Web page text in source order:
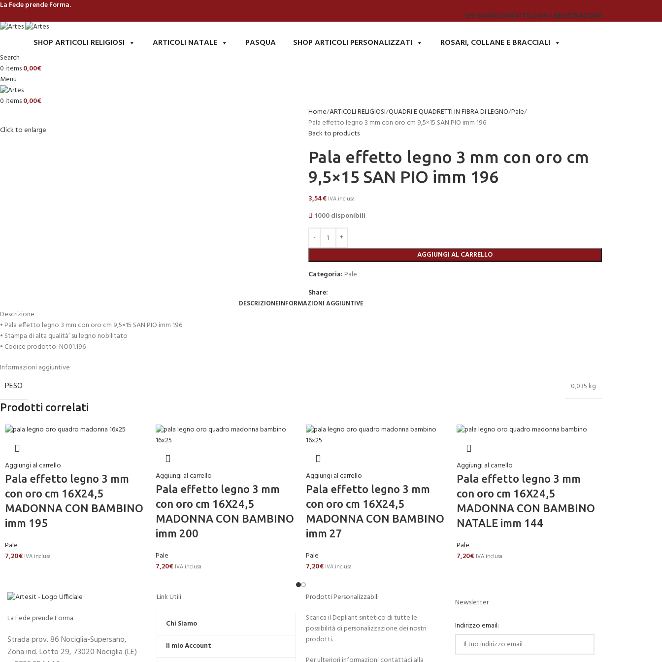
La Fede prende Forma.
CHI SIAMOCONTATTILOGIN / REGISTRAZIONE
SHOP ARTICOLI RELIGIOSI ARTICOLI NATALE PASQUA SHOP ARTICOLI PERSONALIZZATI ROSARI, COLLANE E BRACCIALI
Search
0items0,00€
Menu
0items0,00€
Click to enlarge
Home ARTICOLI RELIGIOSI QUADRI E QUADRETTI IN FIBRA DI LEGNO Pale
Pala effetto legno 3 mm con oro cm 9,5×15 SAN PIO imm 196
Back to products
Pala effetto legno 3 mm con oro cm
9,5×15 SAN PIO imm 196
3,54€ IVA inclusa
1000 disponibili
AGGIUNGI AL CARRELLO
Categoria: Pale
Share:
DESCRIZIONEINFORMAZIONI AGGIUNTIVE
Descrizione
• Pala effetto legno 3 mm con oro cm 9,5×15 SAN PIO imm 196
• Stampa di alta qualità’ su legno nobilitato
• Codice prodotto: NO01.196
Informazioni aggiuntive
PESO 0,035 kg
Prodotti correlati
Aggiungi al carrello
Pala effetto legno 3 mm
con oro cm 16X24,5
MADONNA CON BAMBINO
imm 195
Pale
7,20€ IVA inclusa
Aggiungi al carrello
Pala effetto legno 3 mm
con oro cm 16X24,5
MADONNA CON BAMBINO
imm 200
Pale
7,20€ IVA inclusa
Aggiungi al carrello
Pala effetto legno 3 mm
con oro cm 16X24,5
MADONNA CON BAMBINO
imm 27
Pale
7,20€ IVA inclusa
Aggiungi al carrello
Pala effetto legno 3 mm
con oro cm 16X24,5
MADONNA CON BAMBINO
NATALE imm 144
Pale
7,20€ IVA inclusa
La Fede prende Forma
Strada prov. 86 Nociglia-Supersano,
Zona ind. Lotto 29, 73020 Nociglia (LE)
Link Utili
Chi Siamo
Il mio Account
Prodotti Personalizzabili
Scarica il Depliant sintetico di tutte le
possibilità di personalizzazione dei nostri
prodotti.
Newsletter
Indirizzo email: